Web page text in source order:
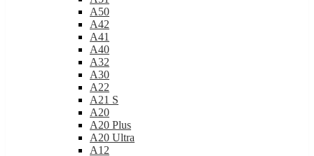
A50
A42
A41
A40
A32
A30
A22
A21 S
A20
A20 Plus
A20 Ultra
A12